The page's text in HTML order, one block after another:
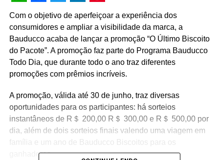
WhatsApp
Facebook
Twitter
LinkedIn
Pinterest
Com o objetivo de aperfeiçoar a experiência dos
consumidores e ampliar a visibilidade da marca, a
Bauducco acaba de lançar a promoção “O Último Biscoito
do Pacote”. A promoção faz parte do Programa Bauducco
Todo Dia, que durante todo o ano traz diferentes
promoções com prêmios incríveis.
A promoção, válida até 30 de junho, traz diversas
oportunidades para os participantes: há sorteios
instantâneos de R＄ 200,00 R＄ 300,00 e R＄ 500,00 por
dia, além de dois sorteios finais valendo uma viagem em
família e um ano de Bauducco Biscoitos para os
ganhadores.